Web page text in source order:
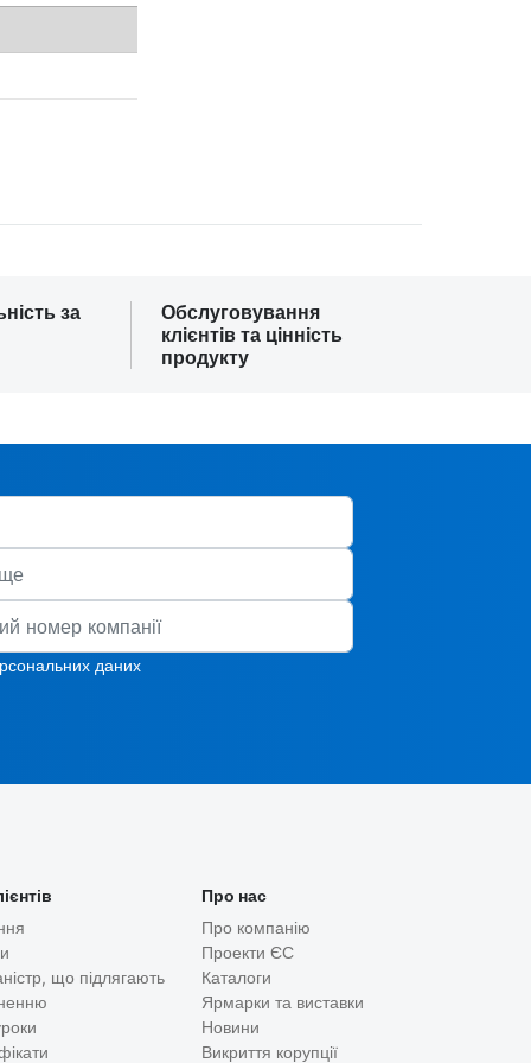
за
Обслуговування
клієнтів та цінність
продукту
даних
що підлягають
Про нас
Про компанію
Проекти ЄС
Каталоги
Ярмарки та виставки
Новини
Викриття корупції